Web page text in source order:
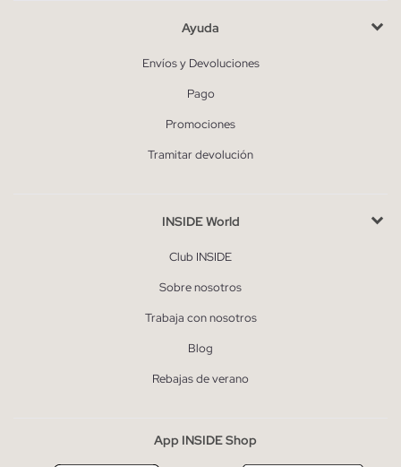
Ayuda
Envíos y Devoluciones
Pago
Promociones
Tramitar devolución
INSIDE World
Club INSIDE
Sobre nosotros
Trabaja con nosotros
Blog
Rebajas de verano
App INSIDE Shop